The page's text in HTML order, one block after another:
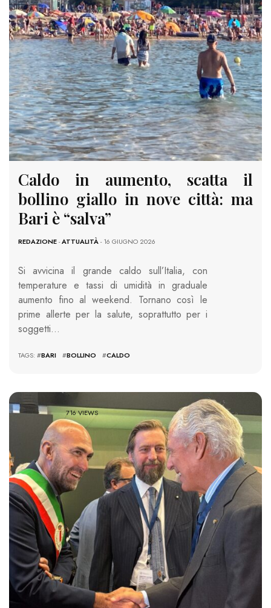
Caldo in aumento, scatta il
bollino giallo in nove città: ma
Bari è “salva”
REDAZIONE-ATTUALITÀ- 16 GIUGNO 2026
Si avvicina il grande caldo sull’Italia, con
temperature e tassi di umidità in graduale
aumento fino al weekend. Tornano così le
prime allerte per la salute, soprattutto per i
soggetti…
TAGS: #BARI #BOLLINO #CALDO
716 VIEWS